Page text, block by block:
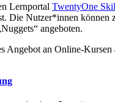
Lernportal TwentyOne
Die Nutzer*innen können
angeboten.
Angebot an Online-